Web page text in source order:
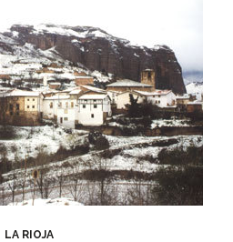
LA RIOJA